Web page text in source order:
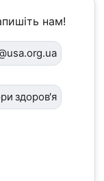
нам!
здоров'я